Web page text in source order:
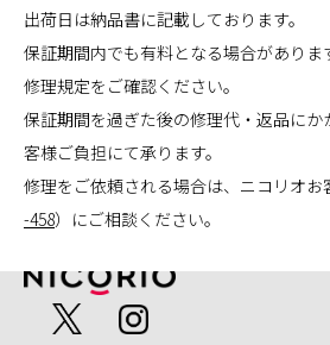
出荷日は納品書に記載しております。
保証期間内でも有料となる場合があり
修理規定をご確認ください。
保証期間を過ぎた後の修理代・返品に
客様ご負担にて承ります。
修理をご依頼される場合は、ニコリオお
-458）にご相談ください。